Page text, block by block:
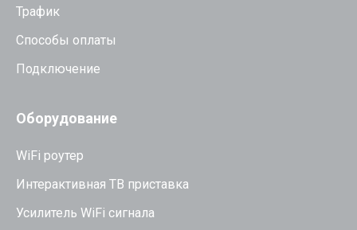
Трафик
Способы оплаты
Подключение
Оборудование
WiFi роутер
Интерактивная ТВ приставка
Усилитель WiFi сигнала